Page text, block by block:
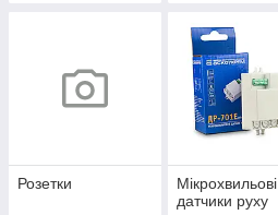
Розетки
Мікрохвильові
датчики руху